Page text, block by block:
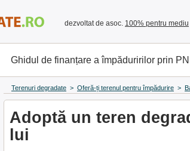
dezvoltat de asoc. 100% pentru mediu
Ghidul de finanțare a împăduririlor prin
Terenuri degradate > Oferă-ți terenul pentru împădurire >
Adoptă un teren
lui